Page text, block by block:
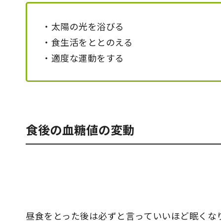
・太陽の光を浴びる
・食生活をととのえる
・適度な運動をする
食後の血糖値の変動
昼食をとった後は必ずと言っていいほど眠くな